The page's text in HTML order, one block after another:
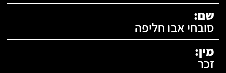
שם:
סובחי אבו חליפה
מין:
זכר